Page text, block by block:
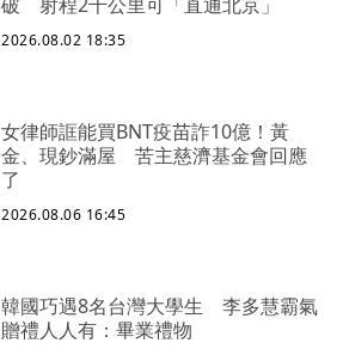
2026.08.02 18:35
女律師誆能買BNT疫苗詐10億！黃
金、現鈔滿屋 苦主慈濟基金會回應
了
2026.08.06 16:45
韓國巧遇8名台灣大學生 李多慧霸氣
贈禮人人有：畢業禮物